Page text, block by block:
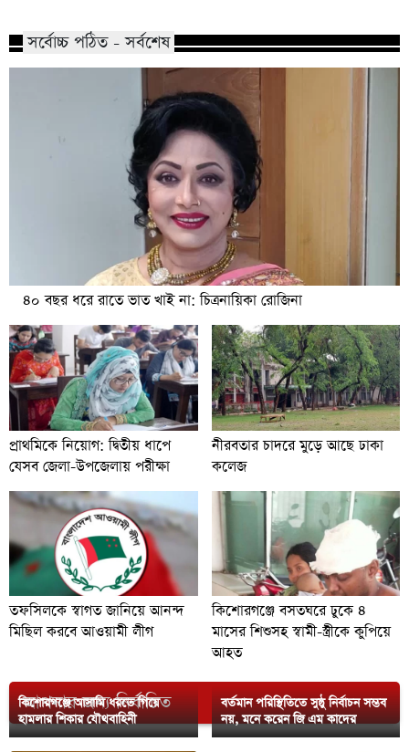
সর্বোচ্চ পঠিত - সর্বশেষ
৪০ বছর ধরে রাতে ভাত খাই না: চিত্রনায়িকা রোজিনা
প্রাথমিকে নিয়োগ: দ্বিতীয় ধাপে
যেসব জেলা-উপজেলায় পরীক্ষা
নীরবতার চাদরে মুড়ে আছে ঢাকা
কলেজ
তফসিলকে স্বাগত জানিয়ে আনন্দ
মিছিল করবে আওয়ামী লীগ
কিশোরগঞ্জে বসতঘরে ঢুকে ৪
মাসের শিশুসহ স্বামী-স্ত্রীকে কুপিয়ে
আহত
আপনার জন্য নির্বাচিত
কিশোরগঞ্জে আসামি ধরতে গিয়ে
হামলার শিকার যৌথবাহিনী
বর্তমান পরিস্থিতিতে সুষ্ঠু নির্বাচন সম্ভব
নয়, মনে করেন জি এম কাদের